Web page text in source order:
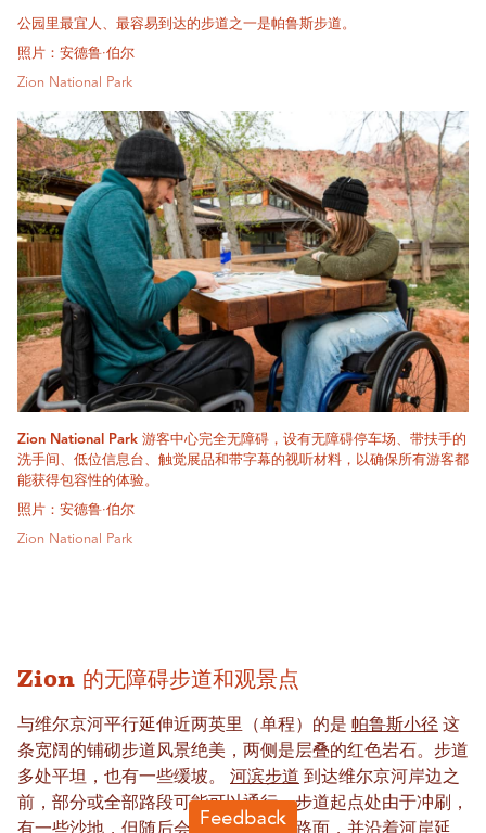
公园里最宜人、最容易到达的步道之一是帕鲁斯步道。
照片：安德鲁·伯尔
Zion National Park
Zion National Park 游客中心完全无障碍，设有无障碍停车场、带扶手的
洗手间、低位信息台、触觉展品和带字幕的视听材料，以确保所有游客都
能获得包容性的体验。
照片：安德鲁·伯尔
Zion National Park
Zion 的无障碍步道和观景点
与维尔京河平行延伸近两英里（单程）的是 帕鲁斯小径 这
条宽阔的铺砌步道风景绝美，两侧是层叠的红色岩石。步道
多处平坦，也有一些缓坡。 河滨步道 到达维尔京河岸边之
前，部分或全部路段可能可以通行。步道起点处由于冲刷，
有一些沙地，但随后会出现铺设好的路面，并沿着河岸延